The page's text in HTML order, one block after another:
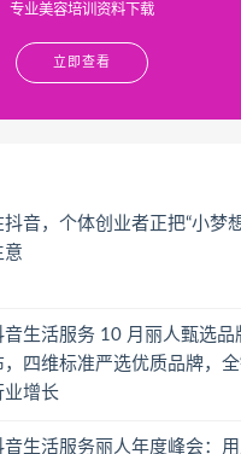
专业美容培训资料下载
立即查看
抖音，个体创业者正把“小梦
意
音生活服务 10 月丽人甄选品
，四维标准严选优质品牌，
业增长
音生活服务丽人年度峰会：